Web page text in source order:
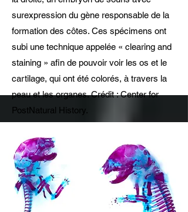
surexpression du gène responsable de la
formation des côtes. Ces spécimens ont
subi une technique appelée « clearing and
staining » afin de pouvoir voir les os et le
cartilage, qui ont été colorés, à travers la
peau et les organes. Crédit : Center for
PostNatural History.